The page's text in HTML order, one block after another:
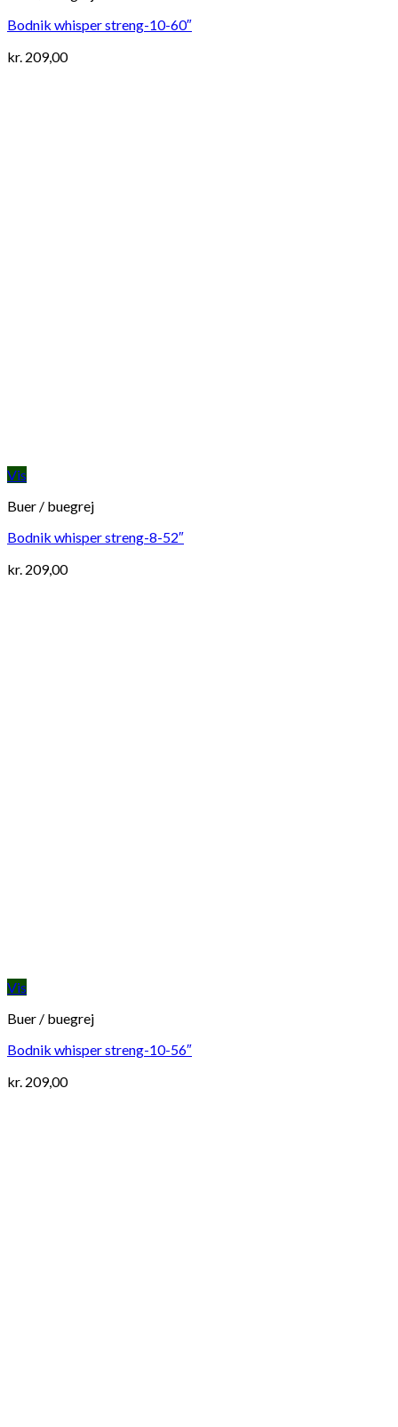
Bodnik whisper streng-10-60″
kr. 209,00
Vis
Buer / buegrej
Bodnik whisper streng-8-52″
kr. 209,00
Vis
Buer / buegrej
Bodnik whisper streng-10-56″
kr. 209,00